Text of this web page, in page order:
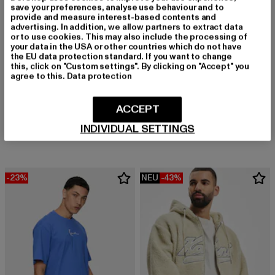
Derzeitiger Preis: 31,99 EUR
49,99 EURAktionspreis: 49,99 EUR
RETRO TEDDY
67,99 EUR
Derzeitiger Preis: 67,99 EUR
-23% NEU -43%
save your preferences, analyse use behaviour and to
provide and measure interest-based contents and
advertising. In addition, we allow partners to extract data
or to use cookies. This may also include the processing of
your data in the USA or other countries which do not have
the EU data protection standard. If you want to change
this, click on "Custom settings". By clicking on "Accept" you
agree to this. Data protection
INDIVIDUAL SETTINGS
ACCEPT